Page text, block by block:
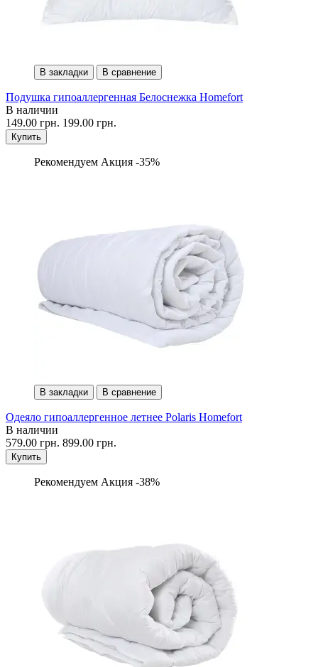
В закладки В сравнение
Подушка гипоаллергенная Белоснежка Homefort
В наличии
149.00 грн. 199.00 грн.
Купить
Рекомендуем Акция -35%
В закладки В сравнение
Одеяло гипоаллергенное летнее Polaris Homefort
В наличии
579.00 грн. 899.00 грн.
Купить
Рекомендуем Акция -38%